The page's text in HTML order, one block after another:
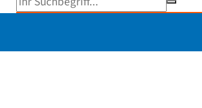
Suchbegriff eingeben